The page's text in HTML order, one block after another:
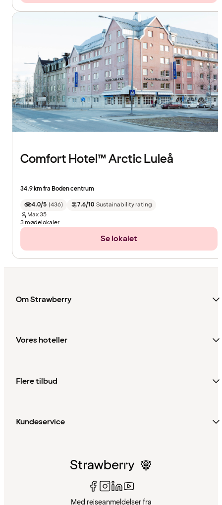
Comfort Hotel™ Arctic Luleå
34.9 km fra Boden centrum
4.0/5 (436) 7.6/10 Sustainability rating
Max35
3 mødelokaler
Se lokalet
Om Strawberry
Vores hoteller
Flere tilbud
Kundeservice
Med rejseanmeldelser fra